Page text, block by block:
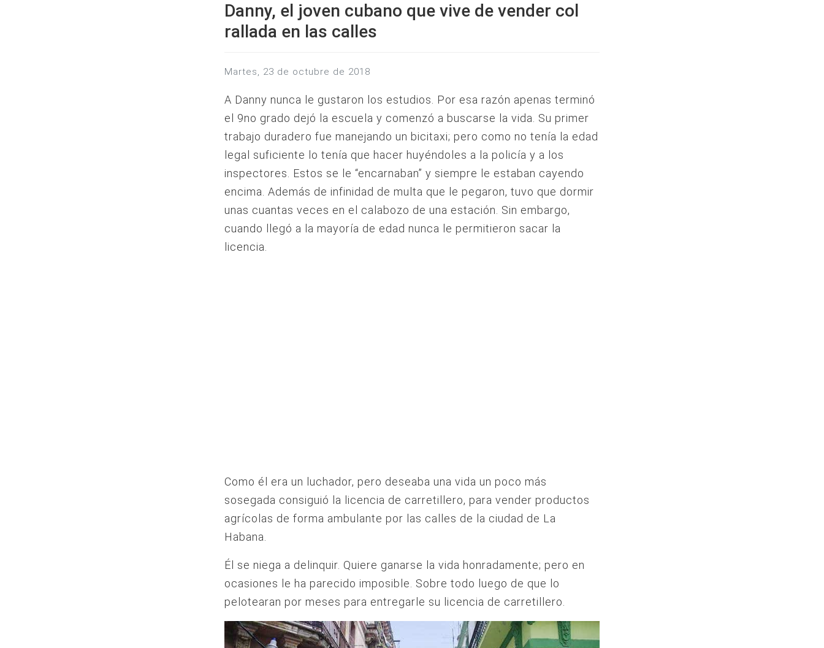
Danny, el joven cubano que vive de vender col
rallada en las calles
martes, 23 de octubre de 2018
A Danny nunca le gustaron los estudios. Por esa razón apenas terminó
el 9no grado dejó la escuela y comenzó a buscarse la vida. Su primer
trabajo duradero fue manejando un bicitaxi; pero como no tenía la edad
legal suficiente lo tenía que hacer huyéndoles a la policía y a los
inspectores. Estos se le “encarnaban” y siempre le estaban cayendo
encima. Además de infinidad de multa que le pegaron, tuvo que dormir
unas cuantas veces en el calabozo de una estación. Sin embargo,
cuando llegó a la mayoría de edad nunca le permitieron sacar la
licencia.
Como él era un luchador, pero deseaba una vida un poco más
sosegada consiguió la licencia de carretillero, para vender productos
agrícolas de forma ambulante por las calles de la ciudad de La
Habana.
Él se niega a delinquir. Quiere ganarse la vida honradamente; pero en
ocasiones le ha parecido imposible. Sobre todo luego de que lo
pelotearan por meses para entregarle su licencia de carretillero.